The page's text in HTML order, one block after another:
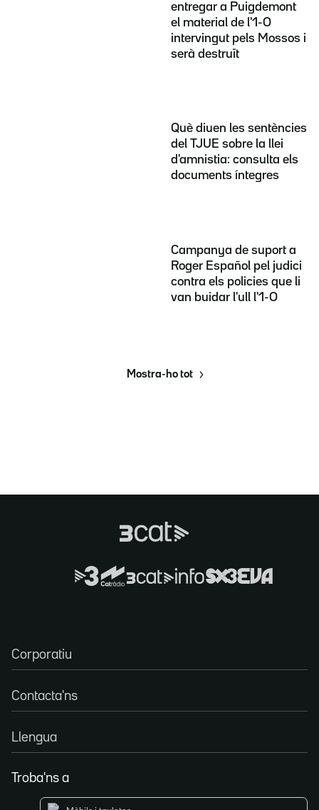
entregar a Puigdemont
el material de l'1-O
intervingut pels Mossos i
serà destruït
Què diuen les sentències
del TJUE sobre la llei
d'amnistia: consulta els
documents íntegres
Campanya de suport a
Roger Español pel judici
contra els policies que li
van buidar l'ull l'1-O
Mostra-ho tot
Corporatiu
Contacta'ns
Llengua
Troba'ns a